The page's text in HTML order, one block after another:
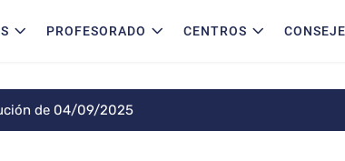
PROFESORADO CENTROS
de 04/09/2025